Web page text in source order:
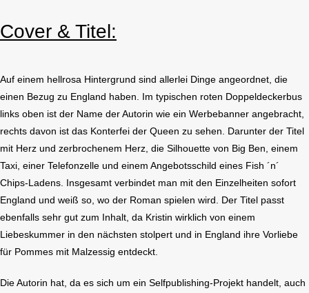
Cover & Titel:
Auf einem hellrosa Hintergrund sind allerlei Dinge angeordnet, die
einen Bezug zu England haben. Im typischen roten Doppeldeckerbus
links oben ist der Name der Autorin wie ein Werbebanner angebracht,
rechts davon ist das Konterfei der Queen zu sehen. Darunter der Titel
mit Herz und zerbrochenem Herz, die Silhouette von Big Ben, einem
Taxi, einer Telefonzelle und einem Angebotsschild eines Fish ´n´
Chips-Ladens. Insgesamt verbindet man mit den Einzelheiten sofort
England und weiß so, wo der Roman spielen wird. Der Titel passt
ebenfalls sehr gut zum Inhalt, da Kristin wirklich von einem
Liebeskummer in den nächsten stolpert und in England ihre Vorliebe
für Pommes mit Malzessig entdeckt.
Die Autorin hat, da es sich um ein Selfpublishing-Projekt handelt, auch